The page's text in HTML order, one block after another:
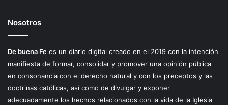
Nosotros
De buena Fe es un diario digital creado en el 2019 con la intención
manifiesta de formar, consolidar y promover una opinión pública
en consonancia con el derecho natural y con los preceptos y las
doctrinas católicas, así como de divulgar y exponer
adecuadamente los hechos relacionados con la vida de la Iglesia